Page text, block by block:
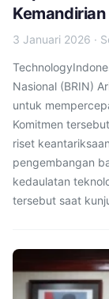
3 Januari 2026 ·
Nasional (BRIN)
untuk
Komitmen
riset
pengembangan
kedaulatan
tersebut saat